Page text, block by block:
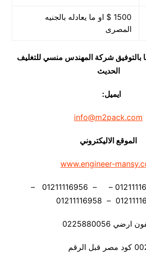
1500 $ او ما يعادله بالجنيه
المصرى
بالتوفيق شركة المهندس منسي للتغليف
الحديث
ايميل:
info@m2pack.com
الموقع الاليكتروني
www.engineer-
موبايل: 01211116954 – – 01211116956 –
01211116957 –
ارضي 0225880056
مصر قبل الرقم​